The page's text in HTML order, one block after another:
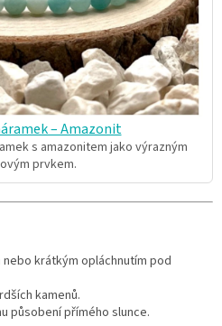
– Amazonit
s amazonitem jako výrazným
prvkem.
krátkým opláchnutím pod
kamenů.
působení přímého slunce.